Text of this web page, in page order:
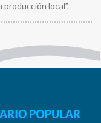
local”.